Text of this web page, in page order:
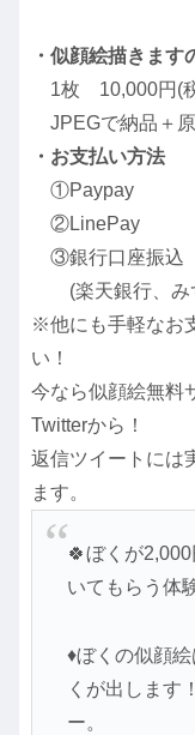
・似顔絵描きます
1枚 10,000円(
JPEGで納品＋
・お支払い方法
①Paypay
②LinePay
③銀行口座振込
(楽天銀行、み
※他にも手軽なお
い！
今なら似顔絵無料
Twitterから！
返信ツイートには
ます。
🍀ぼくが
いてもらう体
♦ぼくの似顔
くが出します
ー。